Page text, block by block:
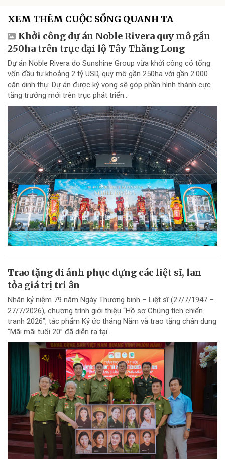
XEM THÊM CUỘC SỐNG QUANH TA
Khởi công dự án Noble Rivera quy mô gần
250ha trên trục đại lộ Tây Thăng Long
Dự án Noble Rivera do Sunshine Group vừa khởi công có tổng
vốn đầu tư khoảng 2 tỷ USD, quy mô gần 250ha với gần 2.000
căn dinh thự. Dự án được kỳ vọng sẽ góp phần hình thành cực
tăng trưởng mới trên trục phát triển...
Trao tặng di ảnh phục dựng các liệt sĩ, lan
tỏa giá trị tri ân
Nhân kỷ niệm 79 năm Ngày Thương binh – Liệt sĩ (27/7/1947 –
27/7/2026), chương trình giới thiệu “Hồ sơ Chứng tích chiến
tranh 2026”, tác phẩm Ký ức tháng Năm và trao tặng chân dung
“Mãi mãi tuổi 20” đã diễn ra tại...